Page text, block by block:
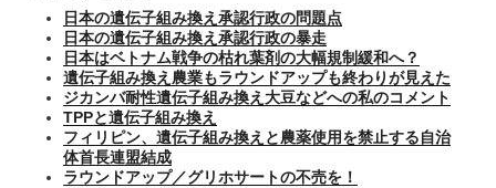
日本の遺伝子組み換え承認行政の問題点
日本の遺伝子組み換え承認行政の暴走
日本はベトナム戦争の枯れ葉剤の大幅規制緩和へ？
遺伝子組み換え農業もラウンドアップも終わりが見えた
ジカンバ耐性遺伝子組み換え大豆などへの私のコメント
TPPと遺伝子組み換え
フィリピン、遺伝子組み換えと農薬使用を禁止する自治
体首長連盟結成
ラウンドアップ／グリホサートの不売を！